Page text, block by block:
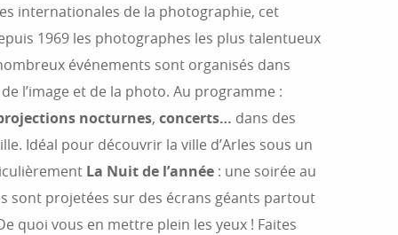
internationales de la photographie, cet
1969 les photographes les plus talentueux
événements sont organisés dans
l’image et de la photo. Au programme :
nocturnes, concerts… dans des
Idéal pour découvrir la ville d’Arles sous un
La Nuit de l’année : une soirée au
sont projetées sur des écrans géants partout
quoi vous en mettre plein les yeux ! Faites